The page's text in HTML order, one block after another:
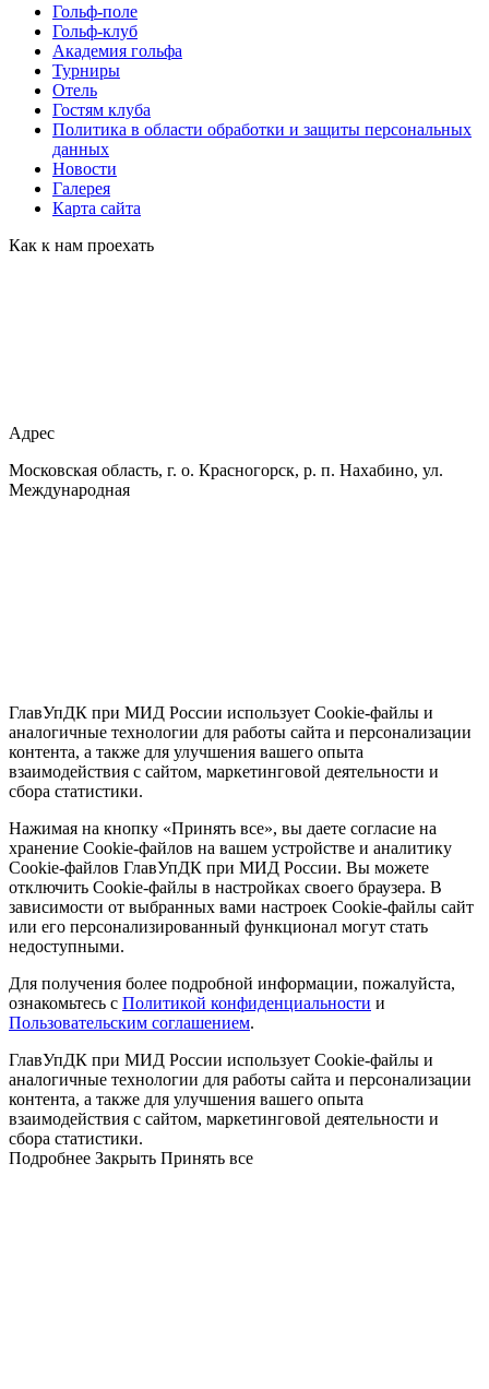
Гольф-поле
Гольф-клуб
Академия гольфа
Турниры
Отель
Гостям клуба
Политика в области обработки и защиты персональных
данных
Новости
Галерея
Карта сайта
Как к нам проехать
Адрес
Московская область, г. о. Красногорск, р. п. Нахабино, ул.
Международная
ГлавУпДК при МИД России использует Cookie-файлы и
аналогичные технологии для работы сайта и персонализации
контента, а также для улучшения вашего опыта
взаимодействия с сайтом, маркетинговой деятельности и
сбора статистики.
Нажимая на кнопку «Принять все», вы даете согласие на
хранение Cookie-файлов на вашем устройстве и аналитику
Cookie-файлов ГлавУпДК при МИД России. Вы можете
отключить Cookie-файлы в настройках своего браузера. В
зависимости от выбранных вами настроек Cookie-файлы сайт
или его персонализированный функционал могут стать
недоступными.
Для получения более подробной информации, пожалуйста,
ознакомьтесь с Политикой конфиденциальности и
Пользовательским соглашением.
ГлавУпДК при МИД России использует Cookie-файлы и
аналогичные технологии для работы сайта и персонализации
контента, а также для улучшения вашего опыта
взаимодействия с сайтом, маркетинговой деятельности и
сбора статистики.
Подробнее Закрыть Принять все